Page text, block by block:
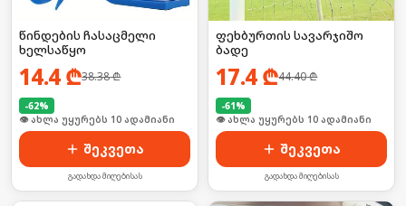
წინდების ჩასაცმელი
ხელსაწყო
14.4₾38.38₾
-62%
🛒 ბოლო 24სთ-ში იყიდა 18-მა
შეკვეთა
გადახდა მიღებისას
ფეხბურთის სავარჯიშო
ბადე
17.4₾44.40₾
-61%
🛒 ბოლო 24სთ-ში იყიდა 12-მა
შეკვეთა
გადახდა მიღებისას